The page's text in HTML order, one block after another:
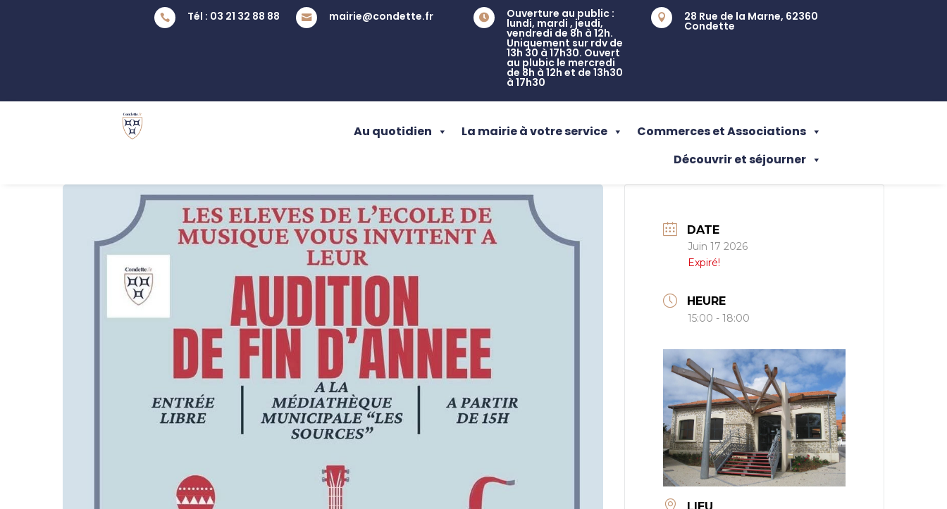
 28 Rue de la Marne, 62360
Condette
 Ouverture au public :
lundi, mardi , jeudi,
vendredi de 8h à 12h.
Uniquement sur rdv de
13h 30 à 17h30. Ouvert
au plubic le mercredi
de 8h à 12h et de 13h30
à 17h30
 mairie@condette.fr
 Tél : 03 21 32 88 88
Au quotidien La mairie à votre service
Commerces et Associations
Découvrir et séjourner
DATE
Juin 17 2026
Expiré!
HEURE
15:00 - 18:00
LIEU